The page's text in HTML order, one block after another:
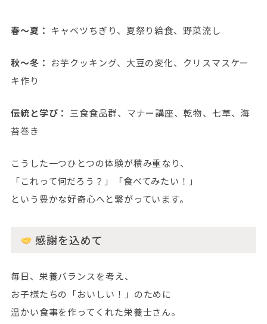
春〜夏： キャベツちぎり、夏祭り給食、野菜流し
秋〜冬： お芋クッキング、大豆の変化、クリスマスケー
キ作り
伝統と学び： 三食食品群、マナー講座、乾物、七草、海
苔巻き
こうした一つひとつの体験が積み重なり、
「これって何だろう？」「食べてみたい！」
という豊かな好奇心へと繋がっています。
感謝を込めて
毎日、栄養バランスを考え、
お子様たちの「おいしい！」のために
温かい食事を作ってくれた栄養士さん。